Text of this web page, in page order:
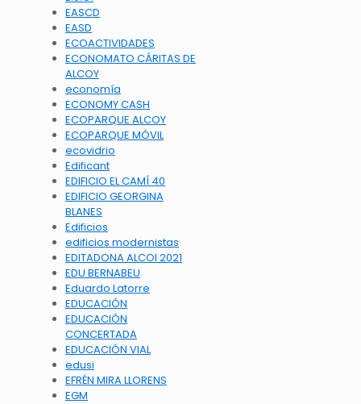
EASCD
EASD
ECOACTIVIDADES
ECONOMATO CÁRITAS DE
ALCOY
economía
ECONOMY CASH
ECOPARQUE ALCOY
ECOPARQUE MÓVIL
ecovidrio
Edificant
EDIFICIO EL CAMÍ 40
EDIFICIO GEORGINA
BLANES
Edificios
edificios modernistas
EDITADONA ALCOI 2021
EDU BERNABEU
Eduardo Latorre
EDUCACIÓN
EDUCACIÓN
CONCERTADA
EDUCACIÓN VIAL
edusi
EFRÉN MIRA LLORENS
EGM